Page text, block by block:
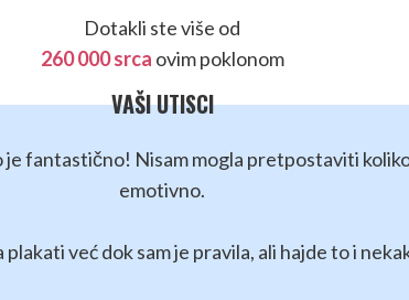
Dotakli ste više od
260 000 srca ovim poklonom